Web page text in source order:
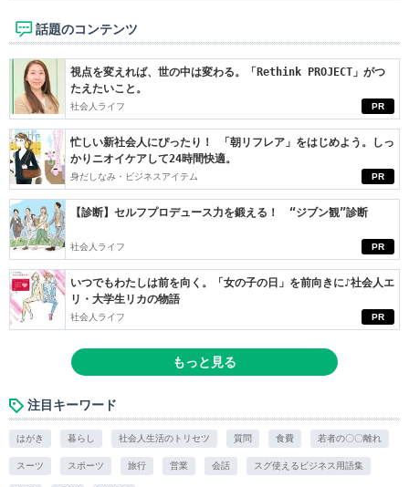
話題のコンテンツ
PR
視点を変えれば、世の中は変わる。「Rethink PROJECT」がつ
たえたいこと。
社会人ライフ
PR
忙しい新社会人にぴったり！ 「朝リフレア」をはじめよう。しっ
かりニオイケアして24時間快適。
身だしなみ・ビジネスアイテム
PR
【診断】セルフプロデュース力を鍛える！ “ジブン観”診断
社会人ライフ
PR
いつでもわたしは前を向く。「女の子の日」を前向きに♪社会人エ
リ・大学生リカの物語
社会人ライフ
もっと見る
注目キーワード
はがき 暮らし 社会人生活のトリセツ 質問 食費 若者の〇〇離れ
スーツ スポーツ 旅行 営業 会話 スグ使えるビジネス用語集